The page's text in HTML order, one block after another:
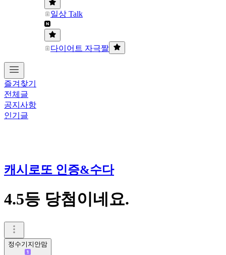
일상 Talk
다이어트 자극짤
즐겨찾기
전체글
공지사항
인기글
캐시로또 인증&수다
4.5등 당첨이네요.
정수기지안맘